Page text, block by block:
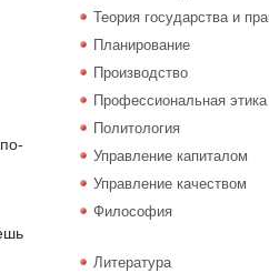
Теория государства и
Планирование
Производство
Профессиональная этика
Политология
Управление капиталом
Управление качеством
Философия
Литература